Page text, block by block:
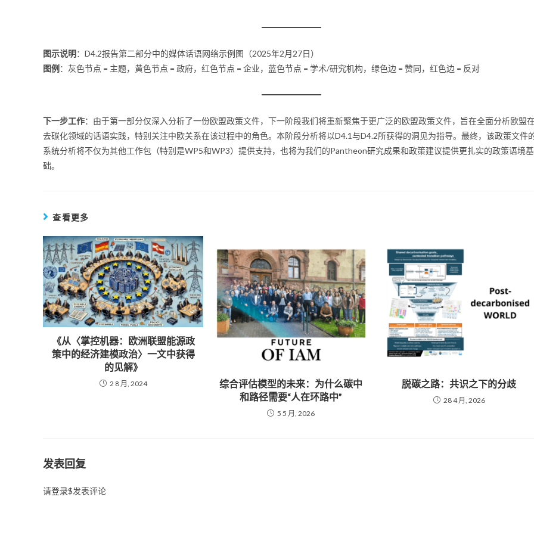
图示说明：D4.2报告第二部分中的媒体话语网络示例图（2025年2月27日）
图例 ：灰色节点 = 主题，黄色节点 = 政府，红色节点 = 企业，蓝色节点 = 学术/研究机构，绿色边 = 赞同，红色边 = 反对
下一步工作：由于第一部分仅深入分析了一份欧盟政策文件，下一阶段我们将重新聚焦于更广泛的欧盟政策文件，旨在全面分析欧盟
去碳化领域的话语实践，特别关注中欧关系在该过程中的角色。本阶段分析将以D4.1与D4.2所获得的洞见为指导。最终，该政策文件
系统分析将不仅为其他工作包（特别是WP5和WP3）提供支持，也将为我们的Pantheon研究成果和政策建议提供更扎实的政策语境基
础。
查看更多
《从〈掌控机器：欧洲联盟能源政
策中的经济建模政治〉一文中获得
的见解》
2 8 月, 2024
综合评估模型的未来：为什么碳中
和路径需要“人在环路中”
5 5 月, 2026
脱碳之路：共识之下的分歧
28 4 月, 2026
发表回复
请登录$发表评论